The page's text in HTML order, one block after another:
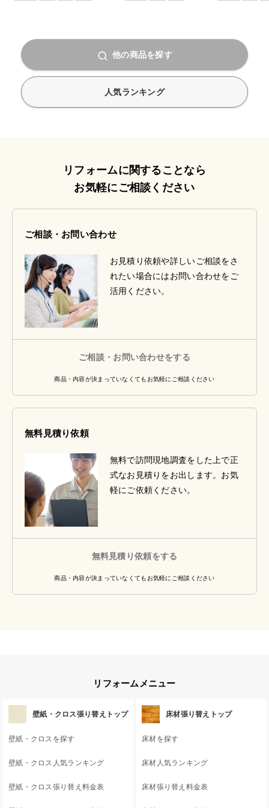
他の商品を探す
人気ランキング
リフォームに関することなら
お気軽にご相談ください
ご相談・お問い合わせ
お見積り依頼や詳しいご相談をさ
れたい場合にはお問い合わせをご
活用ください。
ご相談・お問い合わせをする
商品・内容が決まっていなくてもお気軽にご相談ください
無料見積り依頼
無料で訪問現地調査をした上で正
式なお見積りをお出します。お気
軽にご依頼ください。
無料見積り依頼をする
商品・内容が決まっていなくてもお気軽にご相談ください
リフォームメニュー
壁紙・クロス張り替えトップ
壁紙・クロスを探す
壁紙・クロス人気ランキング
壁紙・クロス張り替え料金表
床材張り替えトップ
床材を探す
床材人気ランキング
床材張り替え料金表